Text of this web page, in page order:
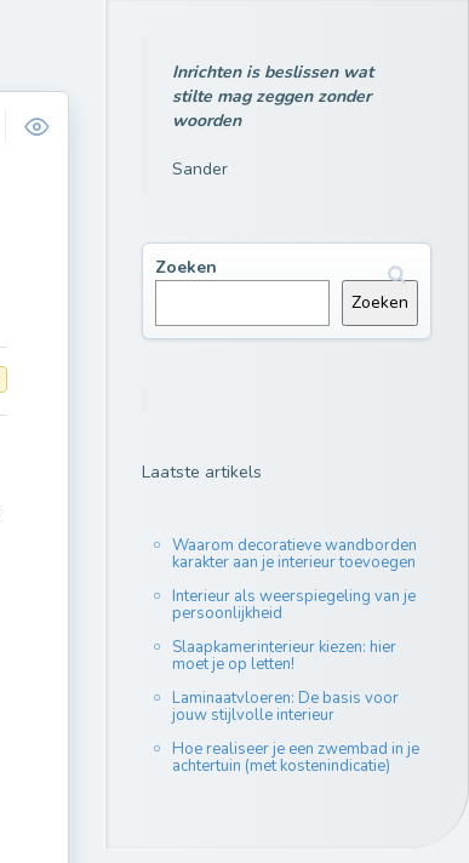
Inrichten is beslissen wat
stilte mag zeggen zonder
woorden
Sander
Zoeken
Zoeken
Laatste artikels
Waarom decoratieve wandborden
karakter aan je interieur toevoegen
Interieur als weerspiegeling van je
persoonlijkheid
Slaapkamerinterieur kiezen: hier
moet je op letten!
Laminaatvloeren: De basis voor
jouw stijlvolle interieur
Hoe realiseer je een zwembad in je
achtertuin (met kostenindicatie)